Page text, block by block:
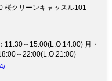
桜クリーンキャッスル101
11:30～15:00(L.O.14:00) 月・
～22:00(L.O.21:00)